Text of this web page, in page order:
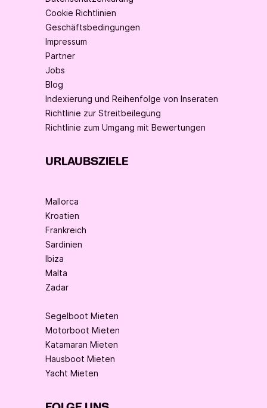
Cookie Richtlinien
Geschäftsbedingungen
Impressum
Partner
Jobs
Blog
Indexierung und Reihenfolge von Inseraten
Richtlinie zur Streitbeilegung
Richtlinie zum Umgang mit Bewertungen
URLAUBSZIELE
Mallorca
Kroatien
Frankreich
Sardinien
Ibiza
Malta
Zadar
Segelboot Mieten
Motorboot Mieten
Katamaran Mieten
Hausboot Mieten
Yacht Mieten